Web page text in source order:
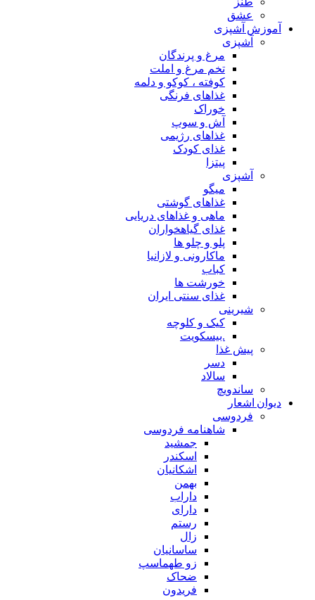
عشق
آموزش آشپزی
آشپزی
مرغ و پرندگان
تخم مرغ و املت
کوفته ، کوکو و دلمه
غذاهای فرنگی
خوراک
آش و سوپ
غذاهای رژیمی
غذای کودک
پیتزا
آشپزی
میگو
غذاهای گوشتی
ماهی و غذاهای دریایی
غذای گیاهخواران
پلو و چلو ها
ماکارونی و لازانیا
کباب
خورشت ها
غذای سنتی ایران
شیرینی
کیک و کلوچه
.بیسکویت
پیش غذا
دسر
سالاد
ساندویچ
دیوان اشعار
فردوسی
شاهنامه فردوسی
جمشید
اسکندر
اشکانیان
بهمن
داراب
دارای
رستم
زال
ساسانیان
زو طهماسپ‏
ضحاک
فریدون